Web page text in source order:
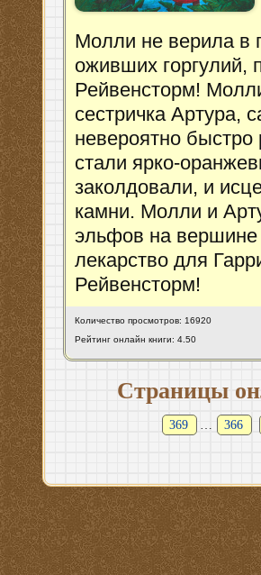
Молли не верила в
оживших горгулий,
Рейвенсторм!
сестричка Артура,
невероятно быстро
стали ярко-
заколдовали, и
камни. Молли и
эльфов на вершине
лекарство для
Рейвенсторм!
Количество просмотров: 16920
Рейтинг онлайн книги: 4.50
Страницы
369 … 366